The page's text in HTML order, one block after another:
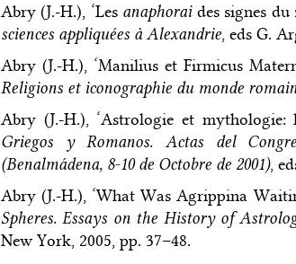
Abry (J.-H.), ‘Les anaphoraides signes du
sciences appliquées à Alexandrie, eds G.
Abry (J.-H.), ‘Manilius et Firmicus
Religions et iconographie du monde
Abry (J.-H.), ‘Astrologie et mythologie:
Griegos y Romanos. Actas del
(Benalmádena, 8-10 de Octobre de 2001),
Abry (J.-H.), ‘What Was Agrippina
Spheres. Essays on the History of
New York, 2005, pp. 37–48.